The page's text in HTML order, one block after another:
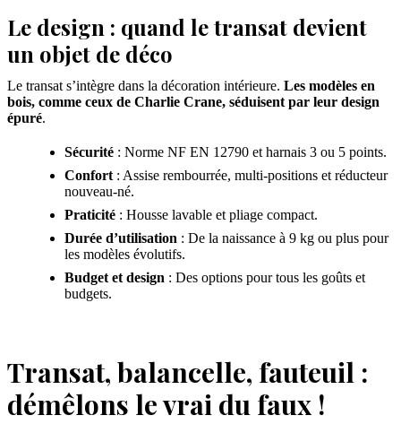
Le design : quand le transat devient
un objet de déco
Le transat s’intègre dans la décoration intérieure. Les modèles en
bois, comme ceux de Charlie Crane, séduisent par leur design
épuré.
Sécurité : Norme NF EN 12790 et harnais 3 ou 5 points.
Confort : Assise rembourrée, multi-positions et réducteur
nouveau-né.
Praticité : Housse lavable et pliage compact.
Durée d’utilisation : De la naissance à 9 kg ou plus pour
les modèles évolutifs.
Budget et design : Des options pour tous les goûts et
budgets.
Transat, balancelle, fauteuil :
démêlons le vrai du faux !